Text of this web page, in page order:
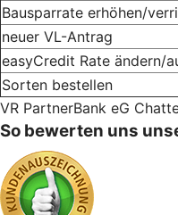
Bausparrate erhöhen/
neuer VL-Antrag
easyCredit Rate ändern/
Sorten bestellen
VR PartnerBank eG
So bewerten uns